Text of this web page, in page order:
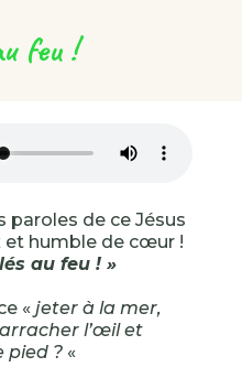
feu !
paroles de ce Jésus
et humble de cœur !
au feu ! »
« jeter à la mer,
l’œil et
pied ?«